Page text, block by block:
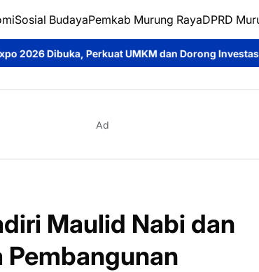
Sosial BudayaPemkab Murung RayaDPRD
UMKM dan Dorong Investasi Daerah Jumat
Ad
Maulid Nabi dan
Pembangunan